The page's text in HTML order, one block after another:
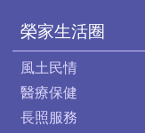
榮家生活圈
風土民情
醫療保健
長照服務